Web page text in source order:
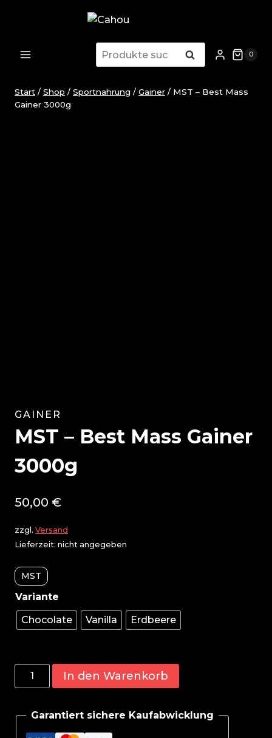
Suchen
nach:
Suchen 0
Start / Shop / Sportnahrung / Gainer / MST – Best Mass
Gainer 3000g
GAINER
MST – Best Mass Gainer
3000g
50,00 €
zzgl. Versand
Lieferzeit: nicht angegeben
MST
Chocolate Vanilla Erdbeere
MST
-
Mass
Gainer
In den Warenkorb
Garantiert sichere Kaufabwicklung